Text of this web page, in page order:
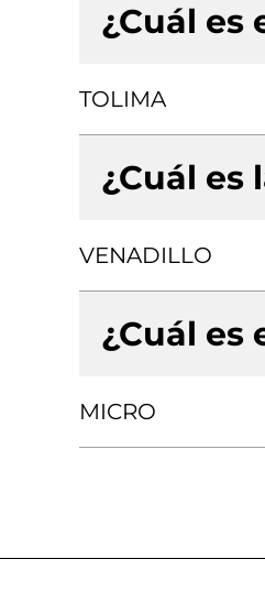
¿Cuál es
TOLIMA
¿Cuál es
VENADILLO
¿Cuál es
MICRO